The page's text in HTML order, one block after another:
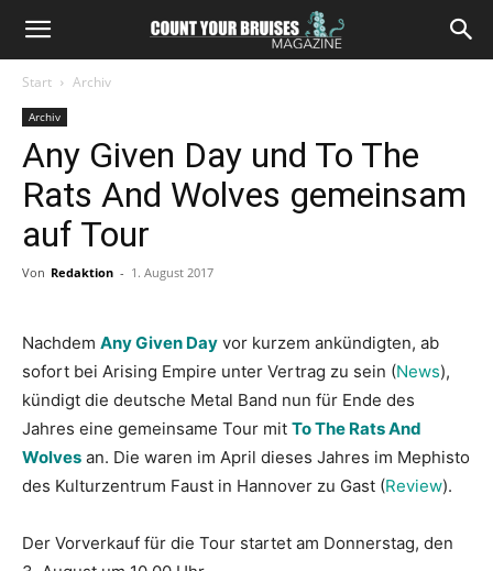
Start Archiv
Archiv
Any Given Day und To The
Rats And Wolves gemeinsam
auf Tour
Von Redaktion - 1. August 2017
Nachdem Any Given Day vor kurzem ankündigten, ab
sofort bei Arising Empire unter Vertrag zu sein (News),
kündigt die deutsche Metal Band nun für Ende des
Jahres eine gemeinsame Tour mit To The Rats And
Wolves an. Die waren im April dieses Jahres im Mephisto
des Kulturzentrum Faust in Hannover zu Gast (Review).
Der Vorverkauf für die Tour startet am Donnerstag, den